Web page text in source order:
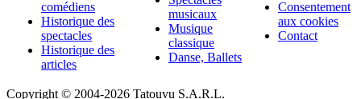
comédiens
Historique des
spectacles
Historique des
articles
musicaux
Musique
classique
Danse, Ballets
Consentement
aux cookies
Contact
Copyright © 2004-2026 Tatouvu S.A.R.L.